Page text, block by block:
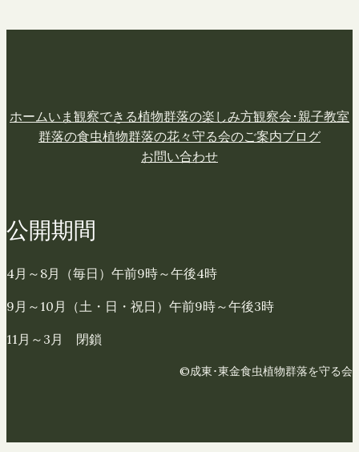
ホームいま観察できる植物群落の楽しみ方観察会･親子教室
群落の食虫植物群落の花々守る会のご案内ブログ
お問い合わせ
公開期間
4月～8月（毎日）午前9時～午後4時
9月～10月（土・日・祝日）午前9時～午後3時
11月～3月 閉鎖
©成東･東金食虫植物群落を守る会